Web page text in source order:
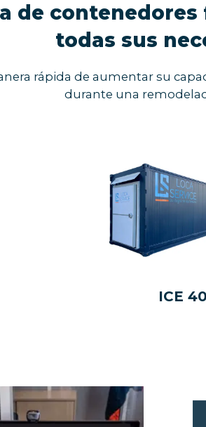
de
todas sus
rápida de aumentar su
durante una
ICE 40